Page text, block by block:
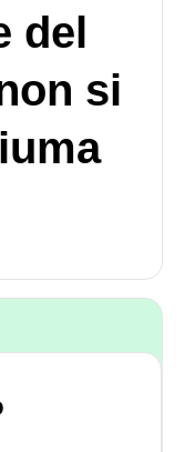
del
si